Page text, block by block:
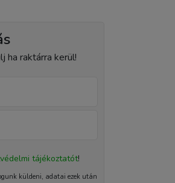
ha raktárra kerül!
tájékoztatót!
küldeni, adatai ezek után